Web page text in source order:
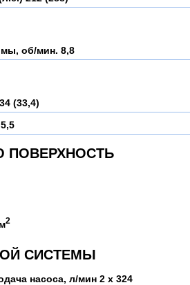
об/мин. 8,8
(33,4)
ПОВЕРХНОСТЬ
2
СИСТЕМЫ
насоса, л/мин 2 х 324